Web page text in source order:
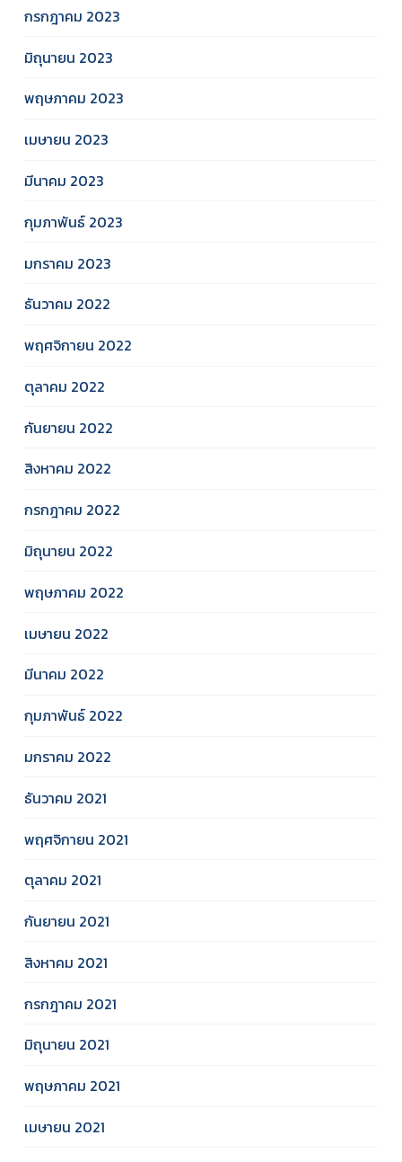
กรกฎาคม 2023
มิถุนายน 2023
พฤษภาคม 2023
เมษายน 2023
มีนาคม 2023
กุมภาพันธ์ 2023
มกราคม 2023
ธันวาคม 2022
พฤศจิกายน 2022
ตุลาคม 2022
กันยายน 2022
สิงหาคม 2022
กรกฎาคม 2022
มิถุนายน 2022
พฤษภาคม 2022
เมษายน 2022
มีนาคม 2022
กุมภาพันธ์ 2022
มกราคม 2022
ธันวาคม 2021
พฤศจิกายน 2021
ตุลาคม 2021
กันยายน 2021
สิงหาคม 2021
กรกฎาคม 2021
มิถุนายน 2021
พฤษภาคม 2021
เมษายน 2021